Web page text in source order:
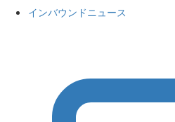
インバウンドニュース